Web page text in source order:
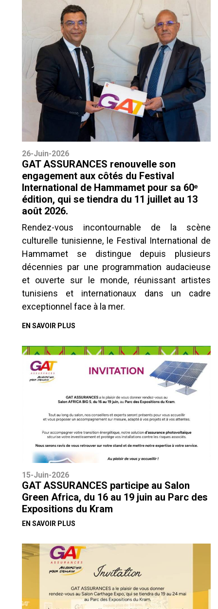
26-Juin-2026
GAT ASSURANCES renouvelle son
engagement aux côtés du Festival
International de Hammamet pour sa 60ᵉ
édition, qui se tiendra du 11 juillet au 13
août 2026.
Rendez-vous incontournable de la scène
culturelle tunisienne, le Festival International de
Hammamet se distingue depuis plusieurs
décennies par une programmation audacieuse
et ouverte sur le monde, réunissant artistes
tunisiens et internationaux dans un cadre
exceptionnel face à la mer.
EN SAVOIR PLUS
15-Juin-2026
GAT ASSURANCES participe au Salon
Green Africa, du 16 au 19 juin au Parc des
Expositions du Kram
EN SAVOIR PLUS